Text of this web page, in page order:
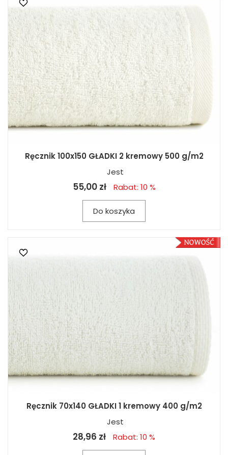
Ręcznik 100x150 GŁADKI 2 kremowy 500 g/m2
Jest
55,00 zł Rabat: 10 %
Do koszyka
Ręcznik 70x140 GŁADKI 1 kremowy 400 g/m2
Jest
28,96 zł Rabat: 10 %